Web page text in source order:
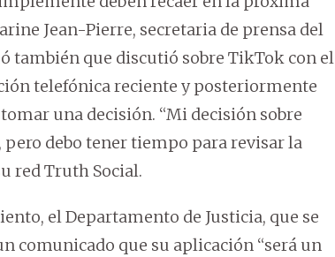
Jean-Pierre, secretaria de prensa del
también que discutió sobre TikTok con el
telefónica reciente y posteriormente
una decisión. “Mi decisión sobre
debo tener tiempo para revisar la
red Truth Social.
el Departamento de Justicia, que se
comunicado que su aplicación “será un